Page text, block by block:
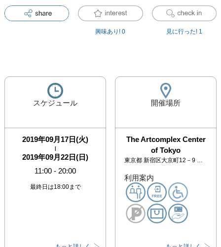
興味あり! 0 見に行った! 1
スケジュール
2019年09月17日(火)
|
2019年09月22日(日)
11:00 - 20:00
最終日は18:00まで
開催場所
The Artcomplex Center
of Tokyo
東京都 新宿区大京町12－9 アートコンプレックスセンター 2F
利用案内